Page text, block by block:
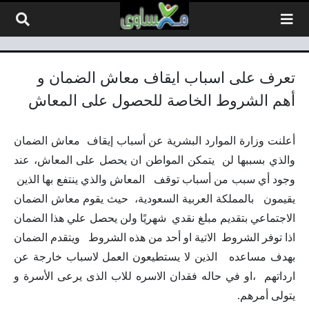
تعرف على اسباب ايقاف معاش الضمان و
أهم الشروط الخاصة للحصول على المعاش
أعلنت وزارة الموارد البشرية عن أسباب إيقاف معاش الضمان
والذي بسببها لن يتمكن المواطن ان يحصل على المعاش، عند
وجود أي سبب من أسباب توقف المعاش والذي ينتفع بها الذين
يقيمون بالمملكة العربية السعودية، حيث يقوم معاش الضمان
الاجتماعي بتقديم مبلغ نقدي شهريًا ولن يحصل علي هذا الضمان
اذا توفر الشروط الاتية او أحد من هذه الشروط ويتقدم الضمان
بهدف مساعده الذين لا يستطيعون العمل لاسباب خارجة عن
ارداتهم ،او في حاله فقدان الاسره للاب الذى يرعى الأسرة و
يتولى أمرهم.